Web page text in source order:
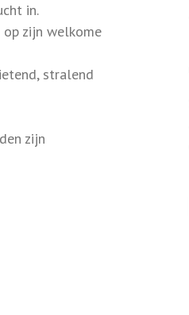
in.
op zijn welkome
stralend
zijn